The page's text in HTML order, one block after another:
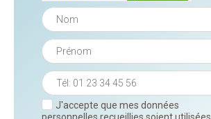
J'accepte que mes données